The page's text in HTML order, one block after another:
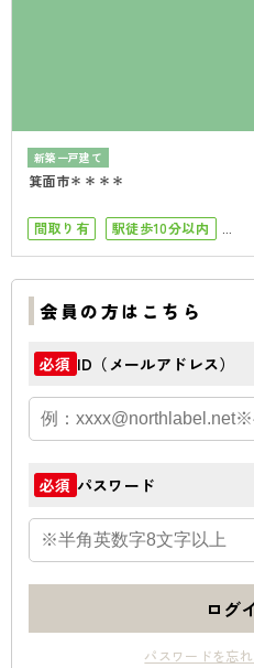
新築一戸建て
箕面市＊＊＊＊
間取り有
駅徒歩10分以内
会員の方はこちら
必須 ID（メールアドレス）
必須 パスワード
ログ
パスワードを忘